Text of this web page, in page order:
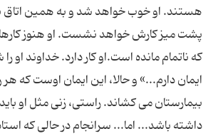
هستند. او خوب خواهد شد و به همین اتاق
پشت میز کارش خواهد نشست. او هنوز
که ناتمام مانده است.او کار دارد. خداوند او
ایمان دارم...» و حالا، این ایمان اوست که هر
بیمارستان می کشاند. راستی، زنی مثل او
داشته باشد... اما... سرانجام در حالی که